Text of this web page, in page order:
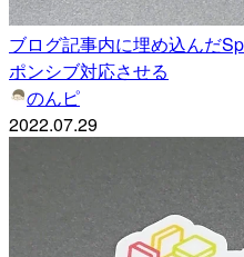
ブログ記事内に埋め込んだ
ポンシブ対応させる
のんピ
2022.07.29